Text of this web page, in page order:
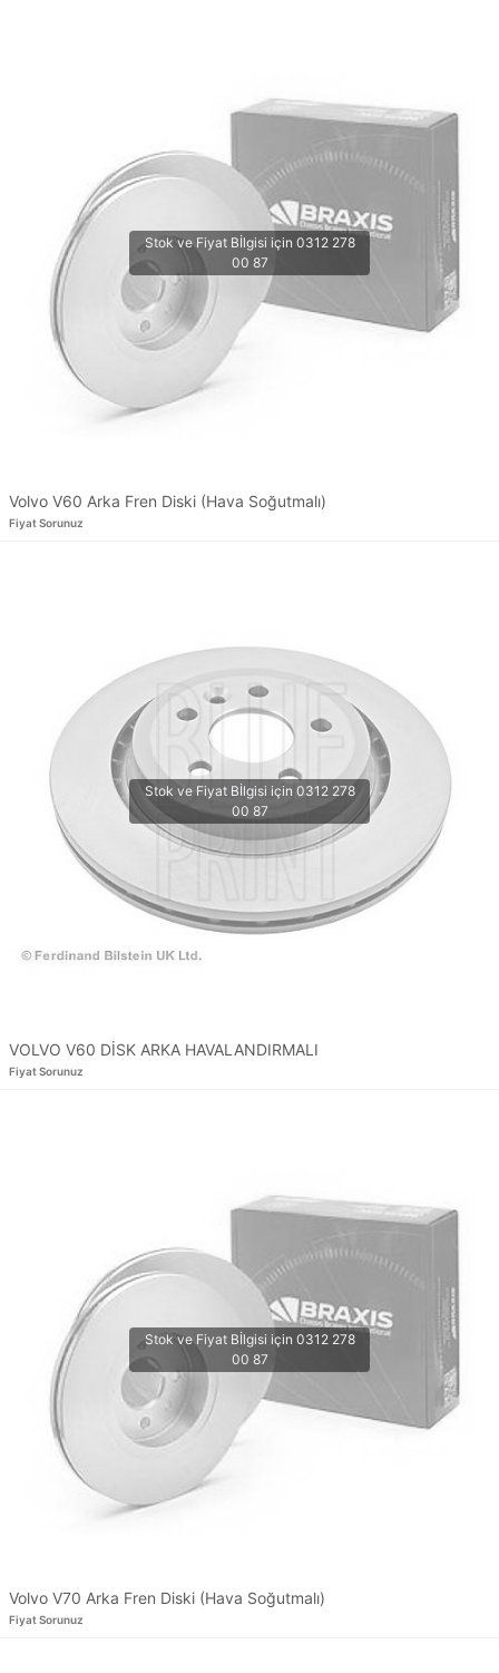
Volvo V60 Arka Fren Diski (Hava Soğutmalı)
Fiyat Sorunuz
VOLVO V60 DİSK ARKA HAVALANDIRMALI
Fiyat Sorunuz
Volvo V70 Arka Fren Diski (Hava Soğutmalı)
Fiyat Sorunuz